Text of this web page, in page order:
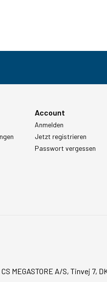
Account
Anmelden
Jetzt registrieren
Passwort vergessen
CS MEGASTORE A/S, Tinvej 7,